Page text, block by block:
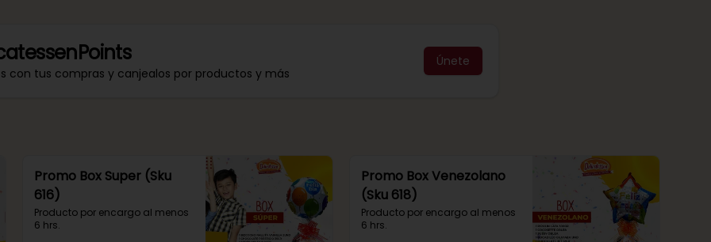
con tus compras y canjealos por productos y más
Únete
Promo Box Super (Sku
616)
Producto por encargo al menos
6 hrs.
Promo Box Venezolano
(Sku 618)
Producto por encargo al menos
6 hrs.